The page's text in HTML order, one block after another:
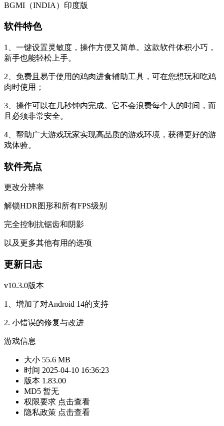
BGMI（INDIA）印度版
软件特色
1、一键设置灵敏度，操作方便又简单。这款软件体积小巧，
新手也能轻松上手。
2、免费且易于使用的鸡肉进食辅助工具，可在您想玩和吃鸡
肉时使用；
3、操作可以在几秒钟内完成。它不会浪费每个人的时间，而
且必须非常安全。
4、帮助广大游戏玩家实现高品质的游戏环境，获得更好的游
戏体验。
软件亮点
更改分辨率
解锁HDR图形和所有FPS级别
完全控制抗锯齿和阴影
以及更多其他有用的选项
更新日志
v10.3.0版本
1、增加了对Android 14的支持
2. 小错误的修复与改进
游戏信息
大小 55.6 MB
时间 2025-04-10 16:36:23
版本 1.83.00
MD5 暂无
权限要求 点击查看
隐私政策 点击查看